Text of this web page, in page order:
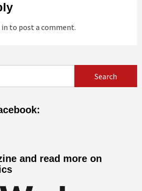
to post a comment.
and read more on